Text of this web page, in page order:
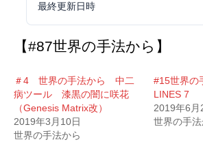
最終更新日時
【#87世界の手法から】
＃4 世界の手法から 中二
病ツール 漆黒の闇に咲花
（Genesis Matrix改）
2019年3月10日
世界の手法から
#15世界の
LINES 7
2019年6月
世界の手法